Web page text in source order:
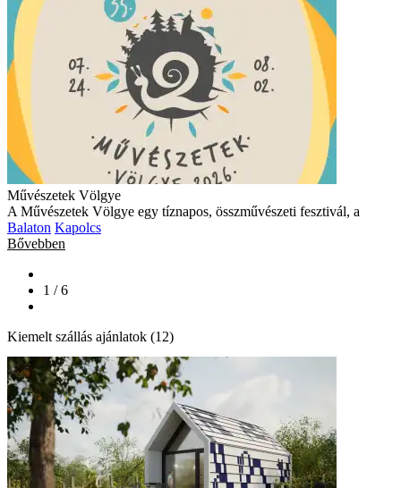
Művészetek Völgye
A Művészetek Völgye egy tíznapos, összművészeti fesztivál, a
Balaton Kapolcs
Bővebben
1 / 6
Kiemelt szállás ajánlatok (12)